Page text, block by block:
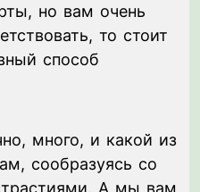
но вам очень
то стоит
способ
много, и какой из
сообразуясь со
А мы вам